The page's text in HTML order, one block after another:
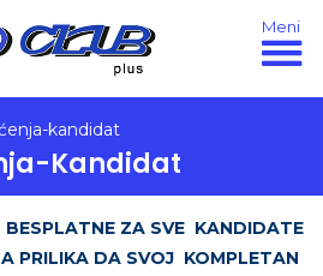
Meni
kandidat
Kandidat
BESPLATNE ZA SVE KANDIDATE
PRILIKA DA SVOJ KOMPLETAN